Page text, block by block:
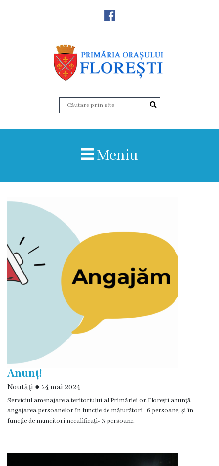
Primăria
Structura,
Organigrama
efectivul
limită
ale
Primăriei
Dispoziţiile
primarului
Rapoartele
primarului
Proiecte
investiționale
Meniu
Anunț!
Noutăţi ● 24 mai 2024
Serviciul amenajare a teritoriului al Primăriei or.Florești anunță
angajarea persoanelor în funcție de măturători -6 persoane, și în
funcție de muncitori necalificați- 3 persoane.